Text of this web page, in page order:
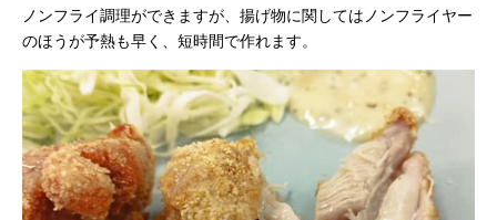
ノンフライ調理ができますが、揚げ物に関してはノンフライヤー
のほうが予熱も早く、短時間で作れます。